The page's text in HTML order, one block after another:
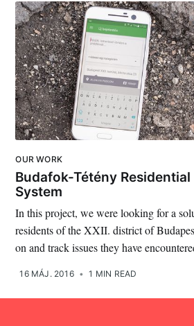
OUR WORK
Budafok-Tétény
System
In this project, we were looking for a
residents of the XXII. district of
on and track issues they have
16 MÁJ. 2016 • 1 MIN READ